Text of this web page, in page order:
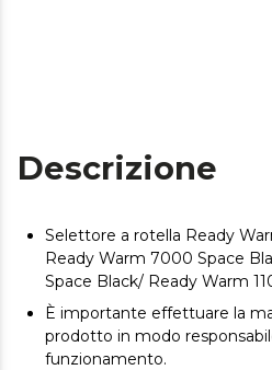
Descrizione
Selettore a rotella Ready
Ready Warm 7000 Space
Space Black/ Ready Warm
È importante effettuare la
prodotto in modo
funzionamento.